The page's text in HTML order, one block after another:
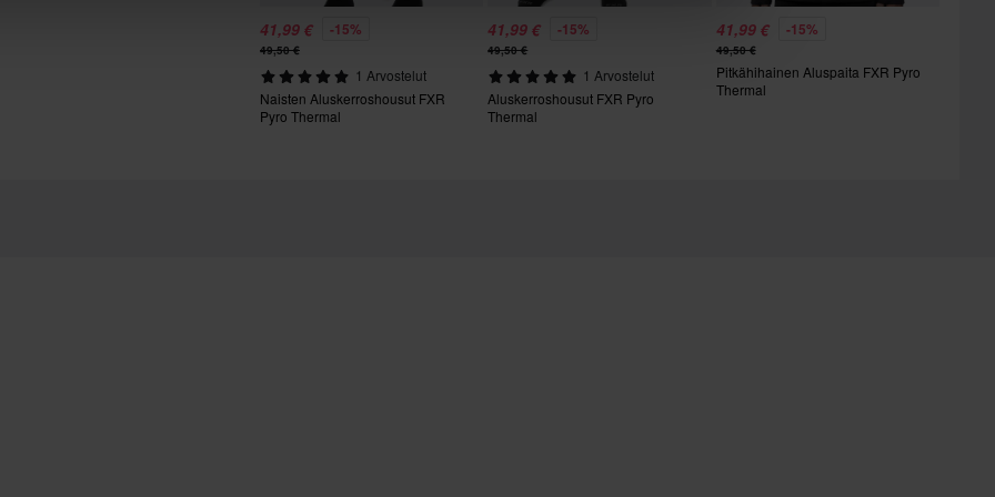
41,99 € -15%
49,50 €
1 Arvostelut
Naisten Aluskerroshousut FXR
Pyro Thermal
41,99 € -15%
49,50 €
1 Arvostelut
Aluskerroshousut FXR Pyro
Thermal
41,99 € -15%
49,50 €
Pitkähihainen Aluspaita FXR Pyro
Thermal